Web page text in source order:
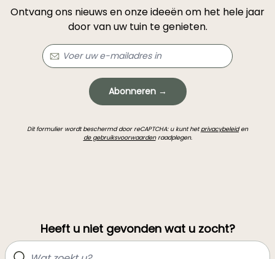
Ontvang ons nieuws en onze ideeën om het hele jaar
door van uw tuin te genieten.
Abonneren →
Dit formulier wordt beschermd door reCAPTCHA: u kunt hetprivacybeleiden
de gebruiksvoorwaardenraadplegen.
Heeft u niet gevonden wat u zocht?